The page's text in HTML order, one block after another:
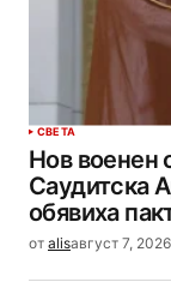
СВЕТА
Нов военен
Саудитска
обявиха
от alisавгуст 7, 2026